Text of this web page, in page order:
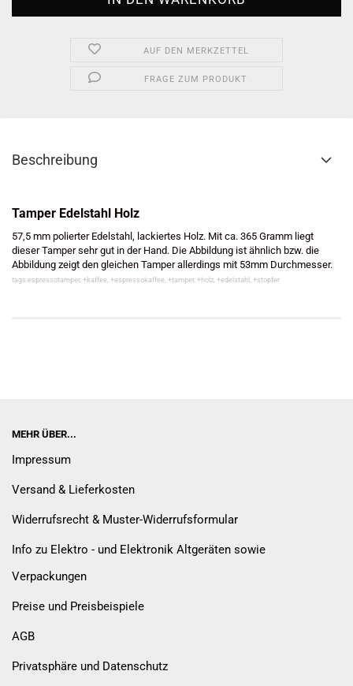
AUF DEN MERKZETTEL
FRAGE ZUM PRODUKT
Beschreibung
Tamper Edelstahl Holz
57,5 mm polierter Edelstahl, lackiertes Holz. Mit ca. 365 Gramm liegt
dieser Tamper sehr gut in der Hand. Die Abbildung ist ähnlich bzw. die
Abbildung zeigt den gleichen Tamper allerdings mit 53mm Durchmesser.
tags:espressotamper, +kaffee, +espressokaffee, +tamper, +holz, +edelstahl, +stopfer
MEHR ÜBER...
Impressum
Versand & Lieferkosten
Widerrufsrecht & Muster-Widerrufsformular
Info zu Elektro - und Elektronik Altgeräten sowie
Verpackungen
Preise und Preisbeispiele
AGB
Privatsphäre und Datenschutz